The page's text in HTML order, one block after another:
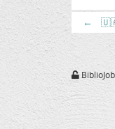
←